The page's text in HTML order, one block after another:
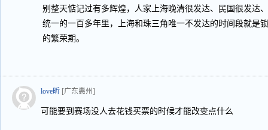
别整天惦记过有多辉煌，人家上海晚清很发达、民国很发达
统一的一百多年里，上海和珠三角唯一不发达的时间段就是
的繁荣期。
love昕 [广东惠州]
可能要到赛场没人去花钱买票的时候才能改变点什么